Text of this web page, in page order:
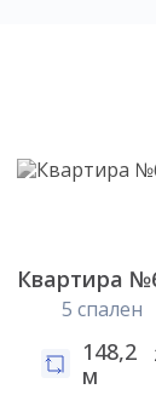
Квартира
5 спален
148,2
м